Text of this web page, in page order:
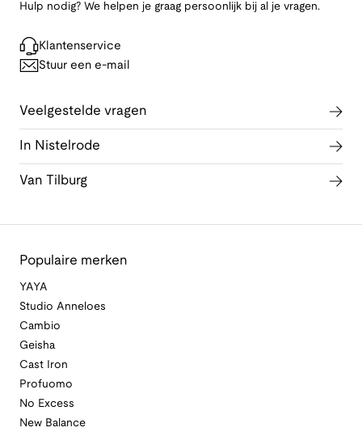
Hulp nodig? We helpen je graag persoonlijk bij al je vragen.
Klantenservice
Stuur een e-mail
Veelgestelde vragen
In Nistelrode
Van Tilburg
Populaire merken
YAYA
Studio Anneloes
Cambio
Geisha
Cast Iron
Profuomo
No Excess
New Balance